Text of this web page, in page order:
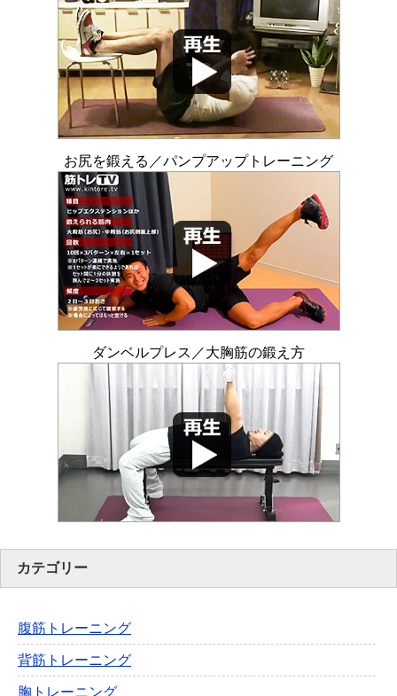
お尻を鍛える／パンプアップトレーニング
ダンベルプレス／大胸筋の鍛え方
カテゴリー
腹筋トレーニング
背筋トレーニング
胸トレーニング